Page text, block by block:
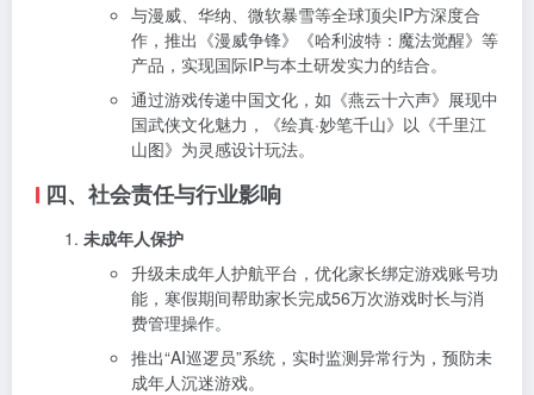
与漫威、华纳、微软暴雪等全球顶尖IP方深度合
作，推出《漫威争锋》《哈利波特：魔法觉醒》等
产品，实现国际IP与本土研发实力的结合。
通过游戏传递中国文化，如《燕云十六声》展现中
国武侠文化魅力，《绘真·妙笔千山》以《千里江
山图》为灵感设计玩法。
四、社会责任与行业影响
未成年人保护
升级未成年人护航平台，优化家长绑定游戏账号功
能，寒假期间帮助家长完成56万次游戏时长与消
费管理操作。
推出“AI巡逻员”系统，实时监测异常行为，预防未
成年人沉迷游戏。